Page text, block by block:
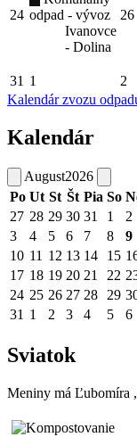
24 odpad - vývoz
Ivanovce
- Dolina
26
31 1 2
Kalendár zvozu
Kalendár
August2026
Po Ut St Št Pia So
27 28 29 30 31 1
2
3
4 5 6 7 8
9
10 11 12 13 14 15
17 18 19 20 21 22
24 25 26 27 28 29
31 1 2 3 4 5 6
Sviatok
Meniny má Ľubomíra